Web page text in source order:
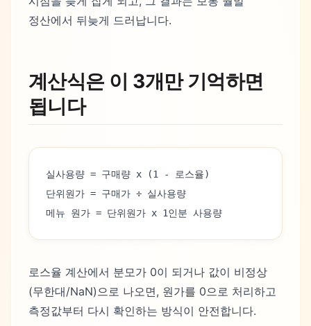
정산에서 뒤늦게 드러납니다.
계산식은 이 3개만 기억하면
됩니다
실사용량 = 구매량 x (1 - 로스율)
단위원가 = 구매가 ÷ 실사용량
메뉴 원가 = 단위원가 x 1인분 사용량
로스율 계산에서 분모가 0이 되거나 값이 비정상
(무한대/NaN)으로 나오면, 원가를 0으로 처리하고
측정값부터 다시 확인하는 방식이 안전합니다.